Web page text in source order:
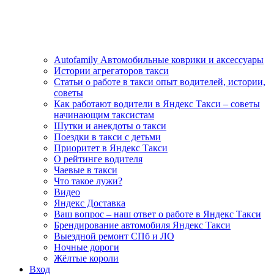
Autofamily Автомобильные коврики и аксессуары
Истории агрегаторов такси
Статьи о работе в такси опыт водителей, истории,
советы
Как работают водители в Яндекс Такси – советы
начинающим таксистам
Шутки и анекдоты о такси
Поездки в такси с детьми
Приоритет в Яндекс Такси
О рейтинге водителя
Чаевые в такси
Что такое лужи?
Видео
Яндекс Доставка
Ваш вопрос – наш ответ о работе в Яндекс Такси
Брендирование автомобиля Яндекс Такси
Выездной ремонт СПб и ЛО
Ночные дороги
Жёлтые короли
Вход